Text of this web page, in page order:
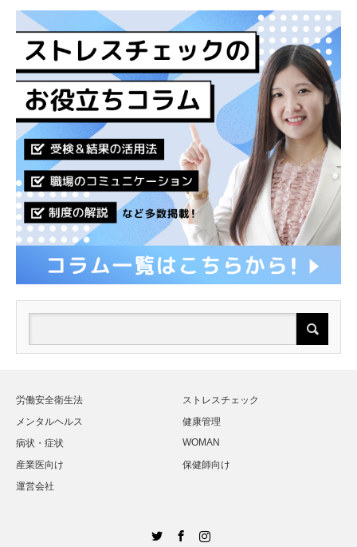
労働安全衛生法
ストレスチェック
メンタルヘルス
健康管理
病状・症状
WOMAN
産業医向け
保健師向け
運営会社